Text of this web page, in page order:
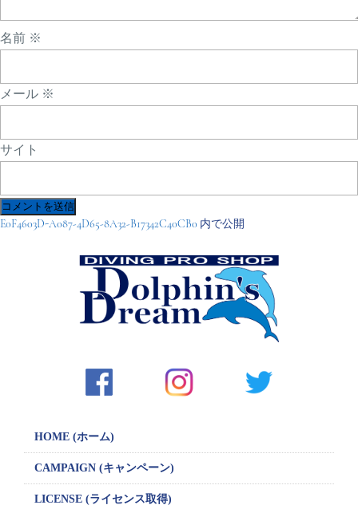
名前 ※
メール ※
サイト
投
E0F4603D-A087-4D65-8A32-B17342C40CB0 内で公開
HOME (ホーム)
CAMPAIGN (キャンペーン)
LICENSE (ライセンス取得)